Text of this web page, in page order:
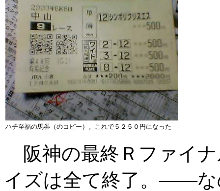
ハチ至福の馬券（のコピー）。これで５２５０円になった
阪神の最終Ｒファイ
イズは全て終了。――な